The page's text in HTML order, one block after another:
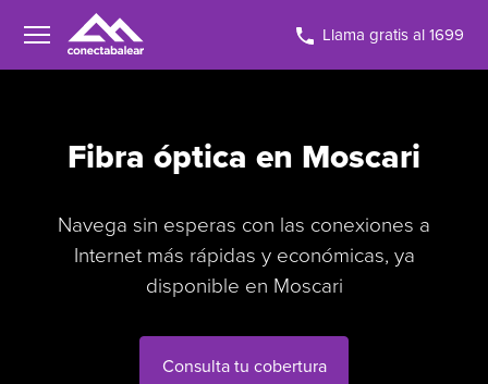
Llama gratis al 1699
Fibra óptica en Moscari
Navega sin esperas con las conexiones a
Internet más rápidas y económicas, ya
disponible en Moscari
Consulta tu cobertura